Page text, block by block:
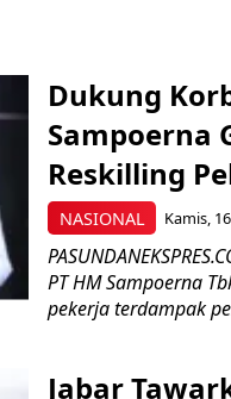
NASIONAL
Dukung
Sampoerna
Reskilling
Kamis,
PT HM Sampoerna
pekerja terdampak
Jabar